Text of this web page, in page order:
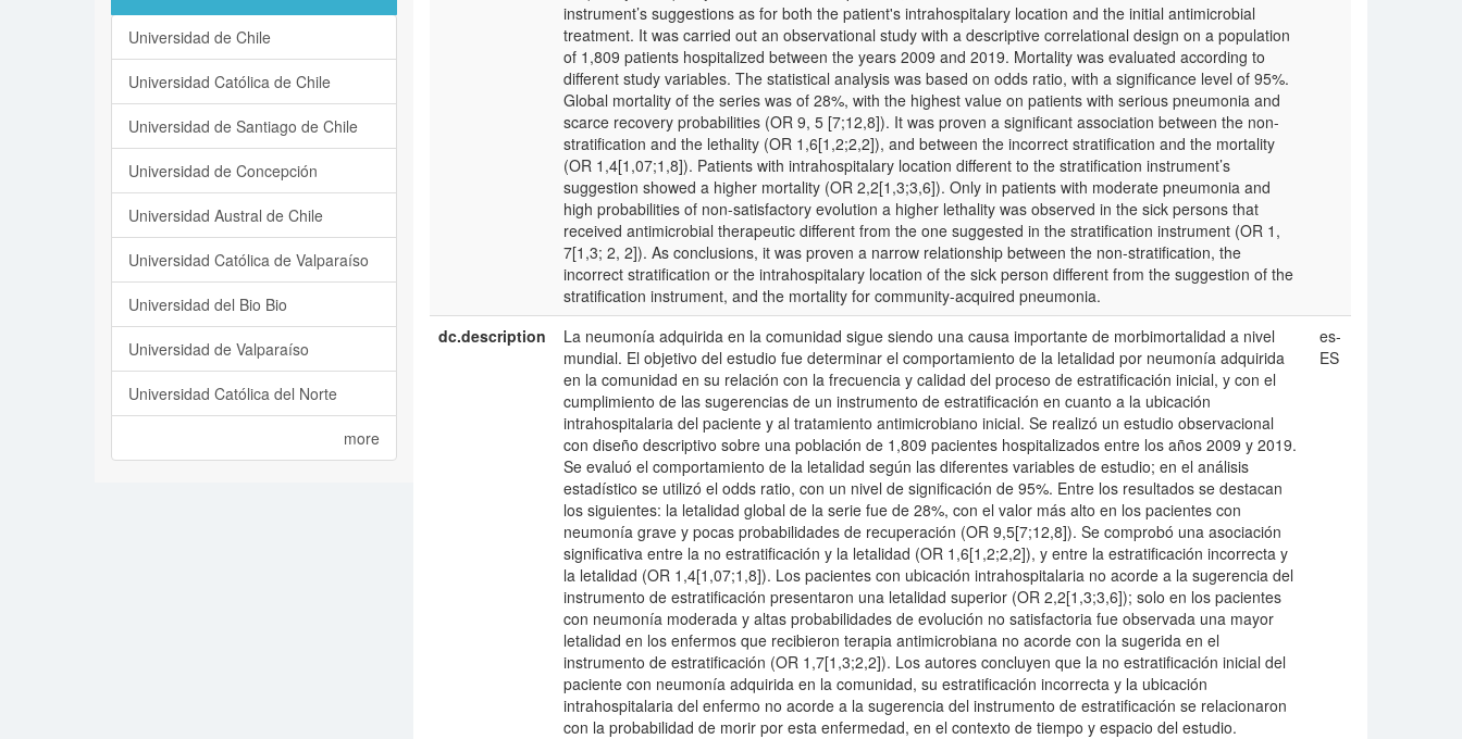
instrument’s suggestions as for both the patient's intrahospitalary location and the initial antimicrobial
treatment. It was carried out an observational study with a descriptive correlational design on a population
of 1,809 patients hospitalized between the years 2009 and 2019. Mortality was evaluated according to
different study variables. The statistical analysis was based on odds ratio, with a significance level of 95%.
Global mortality of the series was of 28%, with the highest value on patients with serious pneumonia and
scarce recovery probabilities (OR 9, 5 [7;12,8]). It was proven a significant association between the non-
stratification and the lethality (OR 1,6[1,2;2,2]), and between the incorrect stratification and the mortality
(OR 1,4[1,07;1,8]). Patients with intrahospitalary location different to the stratification instrument’s
suggestion showed a higher mortality (OR 2,2[1,3;3,6]). Only in patients with moderate pneumonia and
high probabilities of non-satisfactory evolution a higher lethality was observed in the sick persons that
received antimicrobial therapeutic different from the one suggested in the stratification instrument (OR 1,
7[1,3; 2, 2]). As conclusions, it was proven a narrow relationship between the non-stratification, the
incorrect stratification or the intrahospitalary location of the sick person different from the suggestion of the
stratification instrument, and the mortality for community-acquired pneumonia.
dc.description
La neumonía adquirida en la comunidad sigue siendo una causa importante de morbimortalidad a nivel
mundial. El objetivo del estudio fue determinar el comportamiento de la letalidad por neumonía adquirida
en la comunidad en su relación con la frecuencia y calidad del proceso de estratificación inicial, y con el
cumplimiento de las sugerencias de un instrumento de estratificación en cuanto a la ubicación
intrahospitalaria del paciente y al tratamiento antimicrobiano inicial. Se realizó un estudio observacional
con diseño descriptivo sobre una población de 1,809 pacientes hospitalizados entre los años 2009 y 2019.
Se evaluó el comportamiento de la letalidad según las diferentes variables de estudio; en el análisis
estadístico se utilizó el odds ratio, con un nivel de significación de 95%. Entre los resultados se destacan
los siguientes: la letalidad global de la serie fue de 28%, con el valor más alto en los pacientes con
neumonía grave y pocas probabilidades de recuperación (OR 9,5[7;12,8]). Se comprobó una asociación
significativa entre la no estratificación y la letalidad (OR 1,6[1,2;2,2]), y entre la estratificación incorrecta y
la letalidad (OR 1,4[1,07;1,8]). Los pacientes con ubicación intrahospitalaria no acorde a la sugerencia del
instrumento de estratificación presentaron una letalidad superior (OR 2,2[1,3;3,6]); solo en los pacientes
con neumonía moderada y altas probabilidades de evolución no satisfactoria fue observada una mayor
letalidad en los enfermos que recibieron terapia antimicrobiana no acorde con la sugerida en el
instrumento de estratificación (OR 1,7[1,3;2,2]). Los autores concluyen que la no estratificación inicial del
paciente con neumonía adquirida en la comunidad, su estratificación incorrecta y la ubicación
intrahospitalaria del enfermo no acorde a la sugerencia del instrumento de estratificación se relacionaron
con la probabilidad de morir por esta enfermedad, en el contexto de tiempo y espacio del estudio.
es-
ES
Universidad de Chile
Universidad Católica de Chile
Universidad de Santiago de Chile
Universidad de Concepción
Universidad Austral de Chile
Universidad Católica de Valparaíso
Universidad del Bio Bio
Universidad de Valparaíso
Universidad Católica del Norte
more